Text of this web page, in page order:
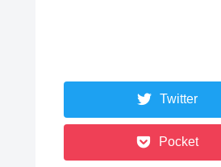
Twitter
Pocket